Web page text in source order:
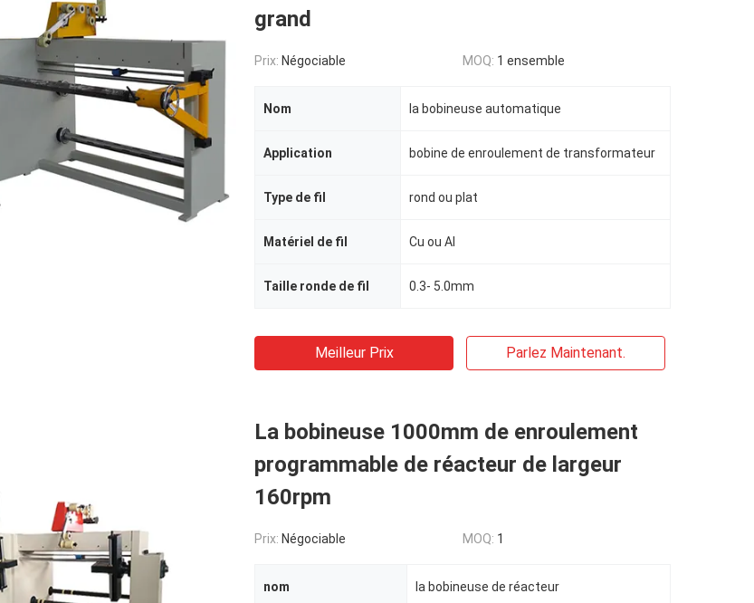
grand
Prix: Négociable MOQ: 1 ensemble
Nom la bobineuse automatique
Application bobine de enroulement de transformateur
Type de fil rond ou plat
Matériel de fil Cu ou Al
Taille ronde de fil 0.3- 5.0mm
Meilleur Prix Parlez Maintenant.
La bobineuse 1000mm de enroulement
programmable de réacteur de largeur
160rpm
Prix: Négociable MOQ: 1
nom la bobineuse de réacteur